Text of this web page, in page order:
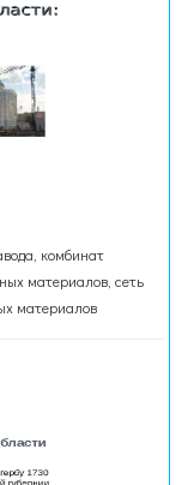
комбинат
материалов, сеть
материалов